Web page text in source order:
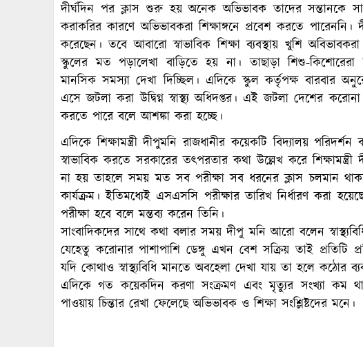
দীর্ঘদিন পর ক্লাস শুরু হয় অনেক অভিভাবক তাদের সন্তানকে
করাকরির কারণে অভিভাবকরা শিক্ষাঙ্গনে প্রবেশ করতে পারেননি।
করেছেন। তবে আবারো স্বাভাবিক শিক্ষা ব্যবস্থায় খুশি
স্কুলের মত পড়ালেখা বাড়িতে হয় না। তাছাড়া শিশু-
মানসিক সমস্যা দেখা দিচ্ছিল। এদিকে স্কুল কর্তৃপক্ষ বারবার
এসে জটলা করা উদ্বিগ্ন স্বাস্থ্য অধিদপ্তর। এই জটলা দেশের করোনা
করতে পারে বলে আশঙ্কা করা হচ্ছে।
এদিকে শিক্ষামন্ত্রী দীপুমনি রাজধানীর কয়েকটি বিদ্যালয়
স্বাভাবিক করতে সরকারের তৎপরতার কথা উল্লেখ করে
না হয় তাহলে সময় মত সব পরীক্ষা সব ধরনের ক্লাস চলমান
কার্যক্রম। ইতিমধ্যেই এসএসসি পরীক্ষার তারিখ নির্ধারণ করা
পরীক্ষা হবে বলে মন্তব্য করেন তিনি।
সাংবাদিকদের সাথে কথা বলার সময় দীপু মনি আরো বলেন
যেহেতু করোনার পাশাপাশি ডেঙ্গু এখন বেশ সক্রিয় তাই প্রতিটি
যদি কোথাও স্বাস্থ্যবিধি মানতে অবহেলা দেখা যায় তা হলে কঠোর
এদিকে গত কয়েকদিন করণা সংক্রমণ এবং মৃত্যুর সংখ্যা কম
পাওয়ায় চিন্তার রেখা ফেলেছে অভিভাবক ও শিক্ষা সংশ্লিষ্টদের মনে।